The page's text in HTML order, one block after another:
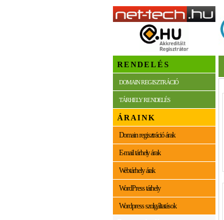
RENDELÉS
DOMAIN REGISZTRÁCIÓ
TÁRHELY RENDELÉS
ÁRAINK
Domain regisztráció árak
E-mail tárhely árak
Webtárhely árak
WordPress tárhely
Wordpress szolgáltatások